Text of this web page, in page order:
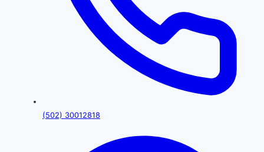
(502) 30012818